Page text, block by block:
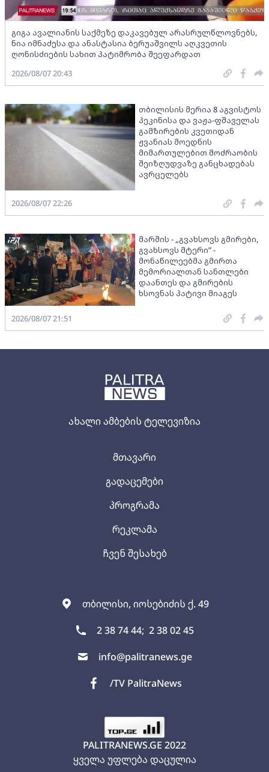
ახალი ამბების ტელევიზია
თბილისი, იოსებიძის ქ. 49
2 38 74 44; 2 38 02 45
info@palitranews.ge
/TV PalitraNews
მთავარი
გადაცემები
პროგრამა
რეკლამა
ჩვენ შესახებ
PALITRANEWS.GE 2022
ყველა უფლება დაცულია
გიგა ავალიანის საქმეზე დაკავებულ არასრულწლოვნებს,
ნია იმნაძესა და ანასტასია ბერუაშვილს აღკვეთის
ღონისძიების სახით პატიმრობა შეეფარდათ
2026/08/07 20:43
თბილისის მერია 8 აგვისტოს
პეკინისა და ვაჟა-ფშაველას
გამზირების კვეთიდან
ჟვანიას მოედნის
მიმართულებით მოძრაობის
შეიზღუდვაზე განცხადებას
ავრცელებს
2026/08/07 22:26
მარშის - „გვახსოვს გმირები,
გვახსოვს მტერი” -
მონაწილეებმა გმირთა
მემორიალთან სანთლები
დაანთეს და გმირების
ხსოვნას პატივი მიაგეს
2026/08/07 21:51